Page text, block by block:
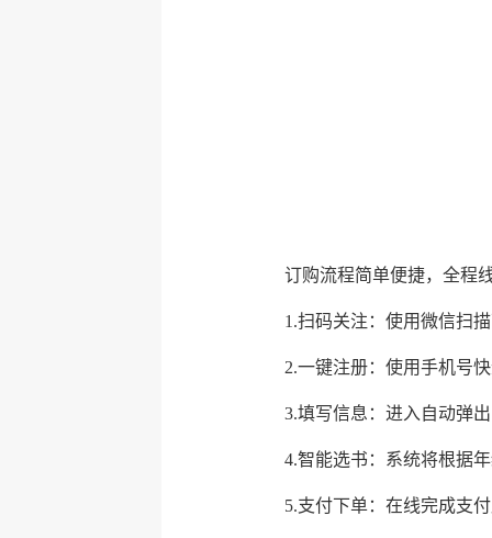
订购流程简单便捷，全程
1.扫码关注：使用微信扫
2.一键注册：使用手机号
3.填写信息：进入自动弹
4.智能选书：系统将根据
5.支付下单：在线完成支